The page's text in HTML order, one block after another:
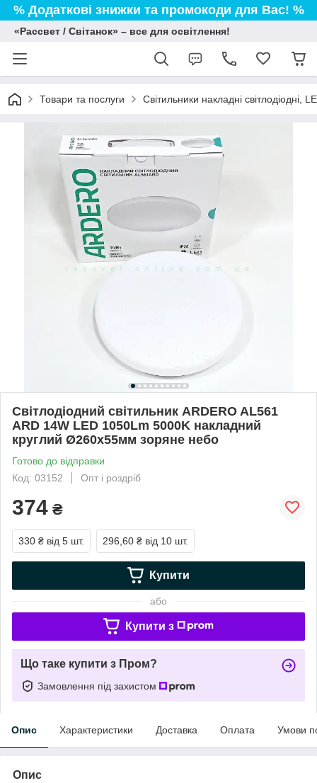
% Додаткові знижки та промокоди для Вас! %
«Рассвет / Світанок» – все для освітлення!
Товари та послуги Світильники накладні світлодіодні,
Світлодіодний світильник ARDERO AL561
ARD 14W LED 1050Lm 5000K накладний
круглий Ø260x55мм зоряне небо
Готово до відправки
Код: 03152
Опт і роздріб
374 ₴
330 ₴ від 5 шт. 296,60 ₴ від 10 шт.
Купити
або
Купити з
Що таке купити з Пром?
Замовлення під захистом
Опис Характеристики Доставка Оплата Умови
Опис